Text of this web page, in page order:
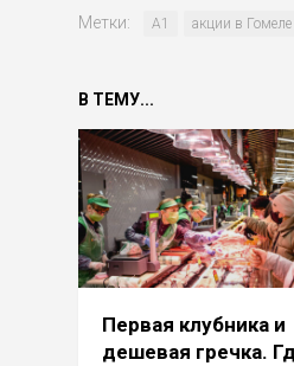
Метки: А1 акции в Гомеле
В ТЕМУ...
Первая клубника и
дешевая гречка.